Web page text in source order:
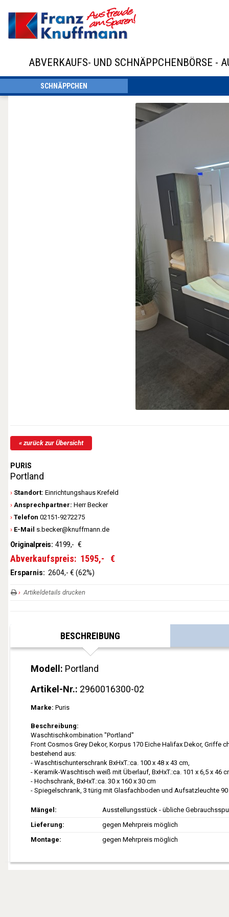
ABVERKAUFS- UND SCHNÄPPCHENBÖRSE -
SCHNÄPPCHEN
« zurück zur Übersicht
PURIS
Portland
Standort: Einrichtungshaus Krefeld
Ansprechpartner: Herr Becker
Telefon 02151-9272275
E-Mail s.becker@knuffmann.de
Originalpreis:4199,- €
Abverkaufspreis: 1595,- €
Ersparnis: 2604,- € (62%)
Artikeldetails drucken
BESCHREIBUNG
Modell: Portland
Artikel-Nr.: 2960016300-02
Marke: Puris
Beschreibung:
Waschtischkombination "Portland"
Front Cosmos Grey Dekor, Korpus 170 Eiche Halifax Dekor, Griffe
bestehend aus:
- Waschtischunterschrank BxHxT.:ca. 100 x 48 x 43 cm,
- Keramik-Waschtisch weiß mit Überlauf, BxHxT.:ca. 101 x 6,5 x 46
- Hochschrank, BxHxT.:ca. 30 x 160 x 30 cm
- Spiegelschrank, 3 türig mit Glasfachboden und Aufsatzleuchte
Mängel
Ausstellungsstück - übliche
Lieferung
gegen Mehrpreis möglich
Montage
gegen Mehrpreis möglich